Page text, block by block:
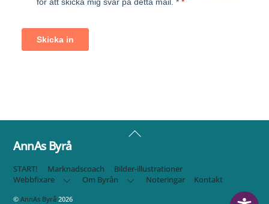
Back
To
AnnAs Byrå
START! Marknadscoach
Bilder-illustrationer
Webbfixare
Om Byrån Noteringar Kontakt
©AnnAs Byrå 2026